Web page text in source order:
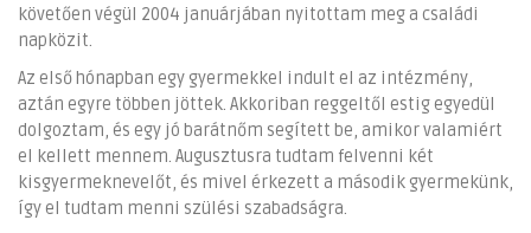
követően végül 2004 januárjában nyitottam meg a családi
napközit.
Az első hónapban egy gyermekkel indult el az intézmény,
aztán egyre többen jöttek. Akkoriban reggeltől estig egyedül
dolgoztam, és egy jó barátnőm segített be, amikor valamiért
el kellett mennem. Augusztusra tudtam felvenni két
kisgyermeknevelőt, és mivel érkezett a második gyermekünk,
így el tudtam menni szülési szabadságra.